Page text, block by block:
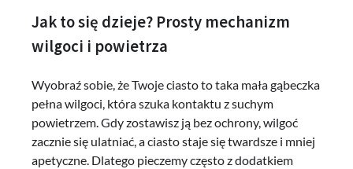
Jak to się dzieje? Prosty mechanizm
wilgoci i powietrza
Wyobraź sobie, że Twoje ciasto to taka mała gąbeczka
pełna wilgoci, która szuka kontaktu z suchym
powietrzem. Gdy zostawisz ją bez ochrony, wilgoć
zacznie się ulatniać, a ciasto staje się twardsze i mniej
apetyczne. Dlatego pieczemy często z dodatkiem